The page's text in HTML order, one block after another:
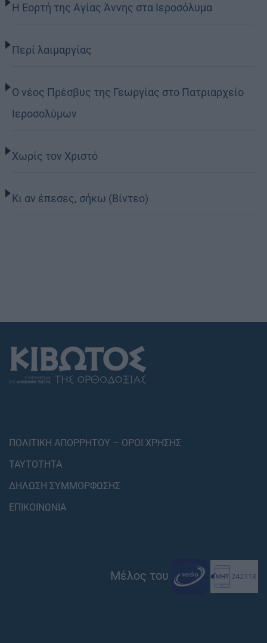
Η Εορτή της Αγίας Άννης στα Ιεροσόλυμα
Περί λαιμαργίας
Ο νέος Πρέσβυς της Γεωργίας στο Πατριαρχείο
Ιεροσολύμων
Χωρίς τον Χριστό
Κι αν έπεσες, σήκω (Βίντεο)
ΠΟΛΙΤΙΚΗ ΑΠΟΡΡΗΤΟΥ – ΟΡΟΙ ΧΡΗΣΗΣ
ΤΑΥΤΟΤΗΤΑ
ΔΗΛΩΣΗ ΣΥΜΜΟΡΦΩΣΗΣ
ΕΠΙΚΟΙΝΩΝΙΑ
Μέλος του